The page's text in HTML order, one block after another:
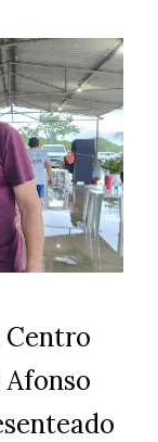
Centro